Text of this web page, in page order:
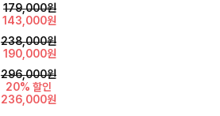
179,000원
143,000원
238,000원
190,000원
296,000원
20% 할인
236,000원